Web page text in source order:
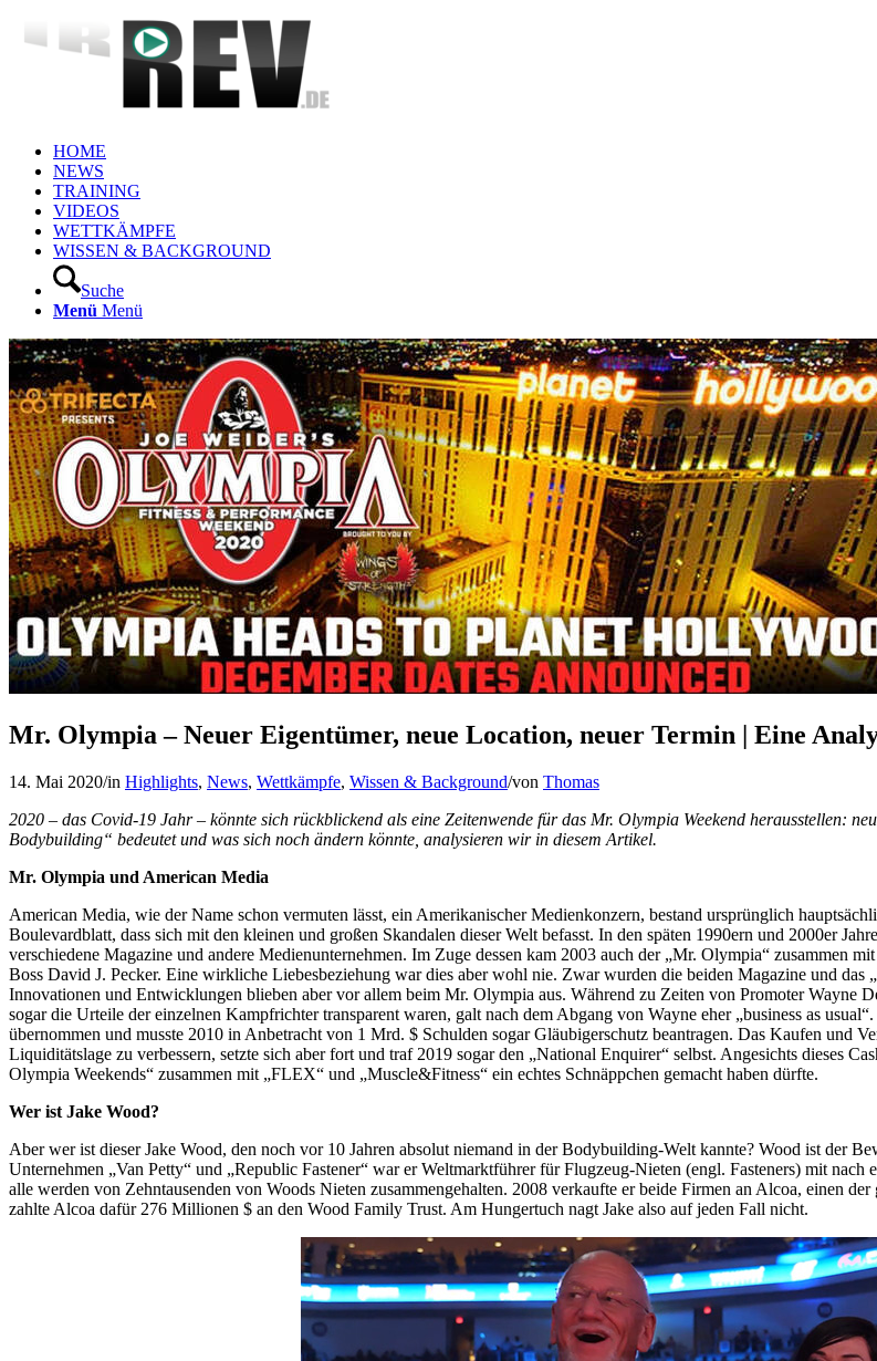
HOME
NEWS
TRAINING
VIDEOS
WETTKÄMPFE
WISSEN & BACKGROUND
Suche
Menü Menü
Mr. Olympia – Neuer Eigentümer, neue Location, neuer Termin | Eine
14. Mai 2020/in Highlights, News, Wettkämpfe, Wissen & Background/von Thomas
2020 – das Covid-19 Jahr – könnte sich rückblickend als eine Zeitenwende für das Mr. Olympia Weekend herausstellen:
Bodybuilding“ bedeutet und was sich noch ändern könnte, analysieren wir in diesem Artikel.
Mr. Olympia und American Media
American Media, wie der Name schon vermuten lässt, ein Amerikanischer Medienkonzern, bestand ursprünglich
Boulevardblatt, dass sich mit den kleinen und großen Skandalen dieser Welt befasst. In den späten 1990ern und 2000er
verschiedene Magazine und andere Medienunternehmen. Im Zuge dessen kam 2003 auch der „Mr. Olympia“ zusammen
Boss David J. Pecker. Eine wirkliche Liebesbeziehung war dies aber wohl nie. Zwar wurden die beiden Magazine und
Innovationen und Entwicklungen blieben aber vor allem beim Mr. Olympia aus. Während zu Zeiten von Promoter Wayne
sogar die Urteile der einzelnen Kampfrichter transparent waren, galt nach dem Abgang von Wayne eher „business as
übernommen und musste 2010 in Anbetracht von 1 Mrd. $ Schulden sogar Gläubigerschutz beantragen. Das Kaufen und
Liquiditätslage zu verbessern, setzte sich aber fort und traf 2019 sogar den „National Enquirer“ selbst. Angesichts dieses
Olympia Weekends“ zusammen mit „FLEX“ und „Muscle&Fitness“ ein echtes Schnäppchen gemacht haben dürfte.
Wer ist Jake Wood?
Aber wer ist dieser Jake Wood, den noch vor 10 Jahren absolut niemand in der Bodybuilding-Welt kannte? Wood ist der
Unternehmen „Van Petty“ und „Republic Fastener“ war er Weltmarktführer für Flugzeug-Nieten (engl. Fasteners) mit
alle werden von Zehntausenden von Woods Nieten zusammengehalten. 2008 verkaufte er beide Firmen an Alcoa, einen
zahlte Alcoa dafür 276 Millionen $ an den Wood Family Trust. Am Hungertuch nagt Jake also auf jeden Fall nicht.